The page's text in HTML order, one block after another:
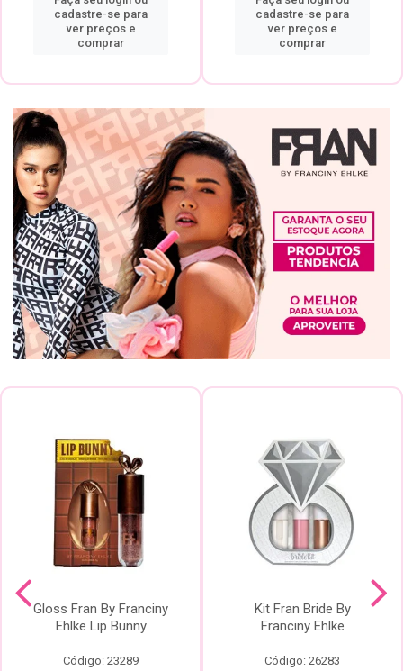
cadastre-se para
ver preços e
comprar
cadastre-se para
ver preços e
comprar
Gloss Fran By Franciny
Ehlke Lip Bunny
Código: 23289
Kit Fran Bride By
Franciny Ehlke
Código: 26283